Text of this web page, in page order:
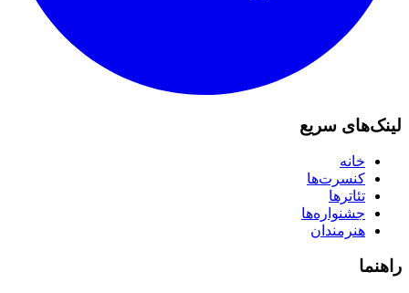
لینک‌های سریع
خانه
کنسرت‌ها
تئاترها
جشنواره‌ها
هنرمندان
راهنما